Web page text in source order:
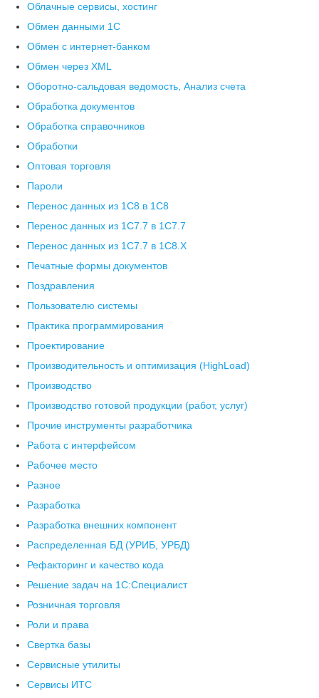
Облачные сервисы, хостинг
Обмен данными 1С
Обмен с интернет-банком
Обмен через XML
Оборотно-сальдовая ведомость, Анализ счета
Обработка документов
Обработка справочников
Обработки
Оптовая торговля
Пароли
Перенос данных из 1C8 в 1C8
Перенос данных из 1С7.7 в 1C7.7
Перенос данных из 1С7.7 в 1C8.X
Печатные формы документов
Поздравления
Пользователю системы
Практика программирования
Проектирование
Производительность и оптимизация (HighLoad)
Производство
Производство готовой продукции (работ, услуг)
Прочие инструменты разработчика
Работа с интерфейсом
Рабочее место
Разное
Разработка
Разработка внешних компонент
Распределенная БД (УРИБ, УРБД)
Рефакторинг и качество кода
Решение задач на 1С:Специалист
Розничная торговля
Роли и права
Свертка базы
Сервисные утилиты
Сервисы ИТС